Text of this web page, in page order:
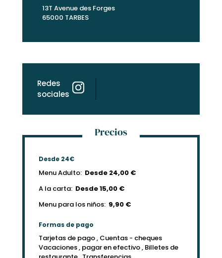
13T Avenue des Forges
65000 TARBES
Redes
sociales
Precios
Desde 24€
Menu Adulto: Desde 24,00 €
A la carta: Desde 15,00 €
Menu para los niños: 9,90 €
Formas de pago
Tarjetas de pago , Cuentas - cheques
Vacaciones , pagar en efectivo , Billetes de